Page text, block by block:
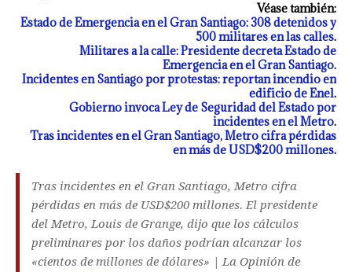
Véase también:
Estado de Emergencia en el Gran Santiago: 308 detenidos y
500 militares en las calles.
Militares a la calle: Presidente decreta Estado de
Emergencia en el Gran Santiago.
Incidentes en Santiago por protestas: reportan incendio en
edificio de Enel.
Gobierno invoca Ley de Seguridad del Estado por
incidentes en el Metro.
Tras incidentes en el Gran Santiago, Metro cifra pérdidas
en más de USD$200 millones.
Tras incidentes en el Gran Santiago, Metro cifra
pérdidas en más de USD$200 millones. El presidente
del Metro, Louis de Grange, dijo que los cálculos
preliminares por los daños podrían alcanzar los
«cientos de millones de dólares» | La Opinión de